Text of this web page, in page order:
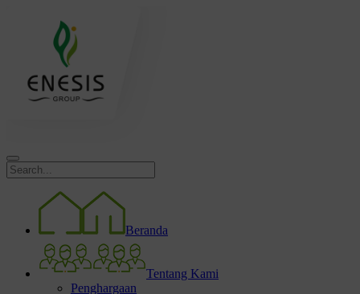
Beranda
Tentang Kami
Penghargaan